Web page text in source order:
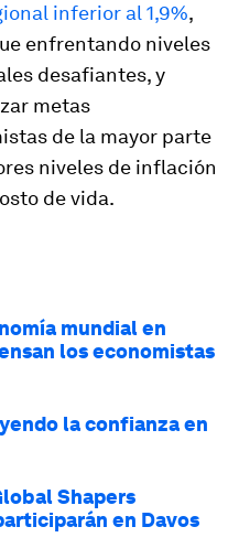
inferior al 1,9%,
enfrentando niveles
desafiantes, y
metas
de la mayor parte
niveles de inflación
de vida.
mundial en
los economistas
la confianza en
Shapers
en Davos